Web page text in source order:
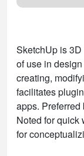
SketchUp is
of use in
creating,
facilitates
apps.
Noted for quick
for